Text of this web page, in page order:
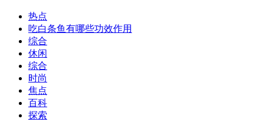
热点
吃白条鱼有哪些功效作用
综合
休闲
综合
时尚
焦点
百科
探索